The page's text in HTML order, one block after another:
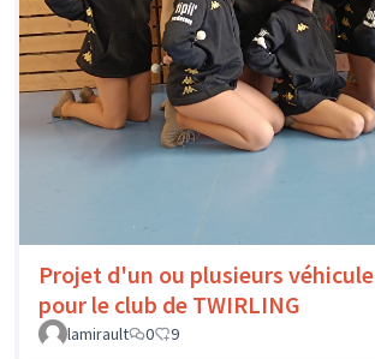
Projet d'un ou plusieurs véhicule
pour le club de TWIRLING
lamirault
0 9